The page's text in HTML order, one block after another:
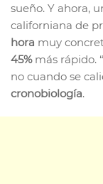
sueño. Y ahora,
californiana de
hora muy
45%más rápido.
no cuando se
cronobiología.